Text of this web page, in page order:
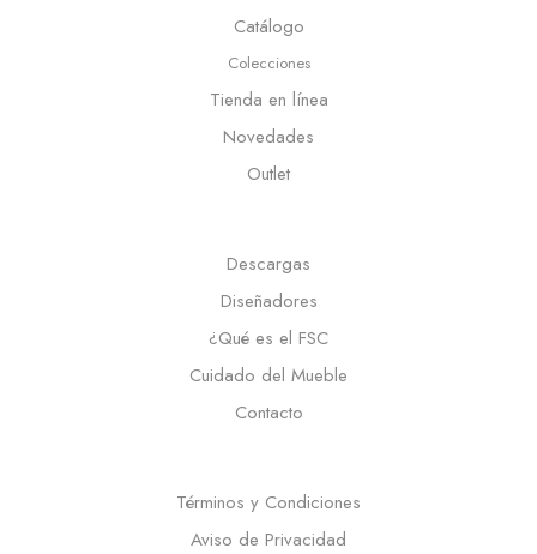
Catálogo
Colecciones
Tienda en línea
Novedades
Outlet
Descargas
Diseñadores
¿Qué es el FSC
Cuidado del Mueble
Contacto
Términos y Condiciones
Aviso de Privacidad